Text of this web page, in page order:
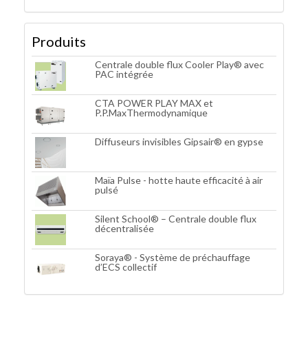
Produits
Centrale double flux Cooler Play® avec
PAC intégrée
CTA POWER PLAY MAX et
P.P.MaxThermodynamique
Diffuseurs invisibles Gipsair® en gypse
Maïa Pulse - hotte haute efficacité à air
pulsé
Silent School® – Centrale double flux
décentralisée
Soraya® - Système de préchauffage
d’ECS collectif